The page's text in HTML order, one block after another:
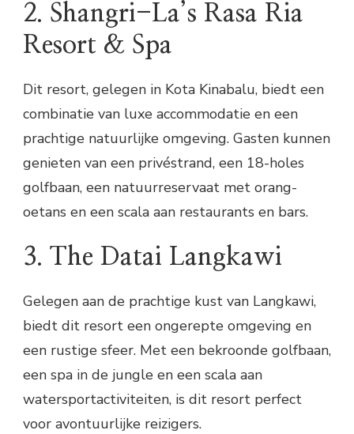
2. Shangri-La’s Rasa Ria
Resort & Spa
Dit resort, gelegen in Kota Kinabalu, biedt een
combinatie van luxe accommodatie en een
prachtige natuurlijke omgeving. Gasten kunnen
genieten van een privéstrand, een 18-holes
golfbaan, een natuurreservaat met orang-
oetans en een scala aan restaurants en bars.
3. The Datai Langkawi
Gelegen aan de prachtige kust van Langkawi,
biedt dit resort een ongerepte omgeving en
een rustige sfeer. Met een bekroonde golfbaan,
een spa in de jungle en een scala aan
watersportactiviteiten, is dit resort perfect
voor avontuurlijke reizigers.